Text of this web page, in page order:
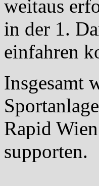
weitaus
in der 1.
einfahren
Insgesamt
Rapid
supporten.